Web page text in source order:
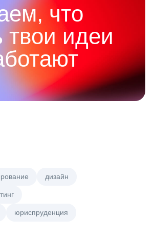
что
твои идеи
дизайн
юриспруденция